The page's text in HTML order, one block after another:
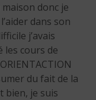
donc je
dans son
j’avais
les cours de
du fait de la
bien, je suis